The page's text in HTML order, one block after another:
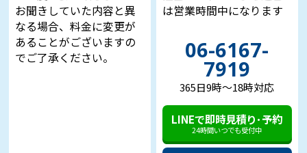
お聞きしていた内容と異
なる場合、料金に変更が
あることがございますの
でご了承ください。
は営業時間中になります
06-6167-
7919
365日9時～18時対応
LINEで即時見積り･予約
24時間いつでも受付中